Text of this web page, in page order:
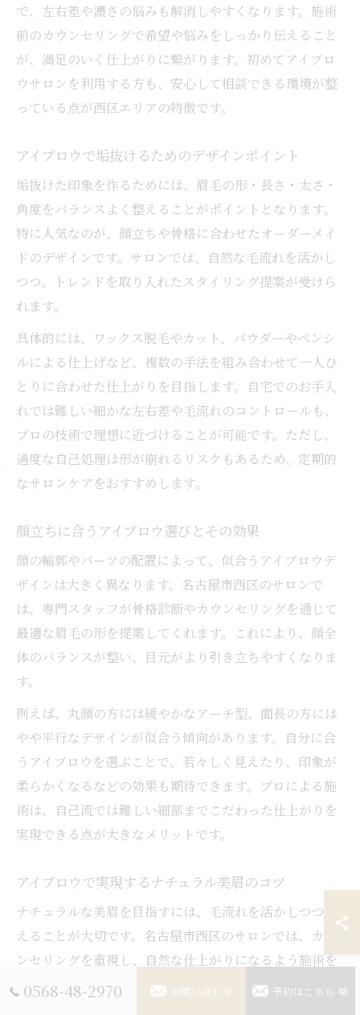
で、左右差や濃さの悩みも解消しやすくなります。施術
前のカウンセリングで希望や悩みをしっかり伝えること
が、満足のいく仕上がりに繋がります。初めてアイブロ
ウサロンを利用する方も、安心して相談できる環境が整
っている点が西区エリアの特徴です。
アイブロウで垢抜けるためのデザインポイント
垢抜けた印象を作るためには、眉毛の形・長さ・太さ・
角度をバランスよく整えることがポイントとなります。
特に人気なのが、顔立ちや骨格に合わせたオーダーメイ
ドのデザインです。サロンでは、自然な毛流れを活かし
つつ、トレンドを取り入れたスタイリング提案が受けら
れます。
具体的には、ワックス脱毛やカット、パウダーやペンシ
ルによる仕上げなど、複数の手法を組み合わせて一人ひ
とりに合わせた仕上がりを目指します。自宅でのお手入
れでは難しい細かな左右差や毛流れのコントロールも、
プロの技術で理想に近づけることが可能です。ただし、
過度な自己処理は形が崩れるリスクもあるため、定期的
なサロンケアをおすすめします。
顔立ちに合うアイブロウ選びとその効果
顔の輪郭やパーツの配置によって、似合うアイブロウデ
ザインは大きく異なります。名古屋市西区のサロンで
は、専門スタッフが骨格診断やカウンセリングを通じて
最適な眉毛の形を提案してくれます。これにより、顔全
体のバランスが整い、目元がより引き立ちやすくなりま
す。
例えば、丸顔の方には緩やかなアーチ型、面長の方には
やや平行なデザインが似合う傾向があります。自分に合
うアイブロウを選ぶことで、若々しく見えたり、印象が
柔らかくなるなどの効果も期待できます。プロによる施
術は、自己流では難しい細部までこだわった仕上がりを
実現できる点が大きなメリットです。
アイブロウで実現するナチュラル美眉のコツ
ナチュラルな美眉を目指すには、毛流れを活かしつつ整
えることが大切です。名古屋市西区のサロンでは、カウ
ンセリングを重視し、自然な仕上がりになるよう施術を
行います。特に、眉毛の生え方や密度を見極めてカット
0568-48-2970 お問い合わせ 予約はこちら